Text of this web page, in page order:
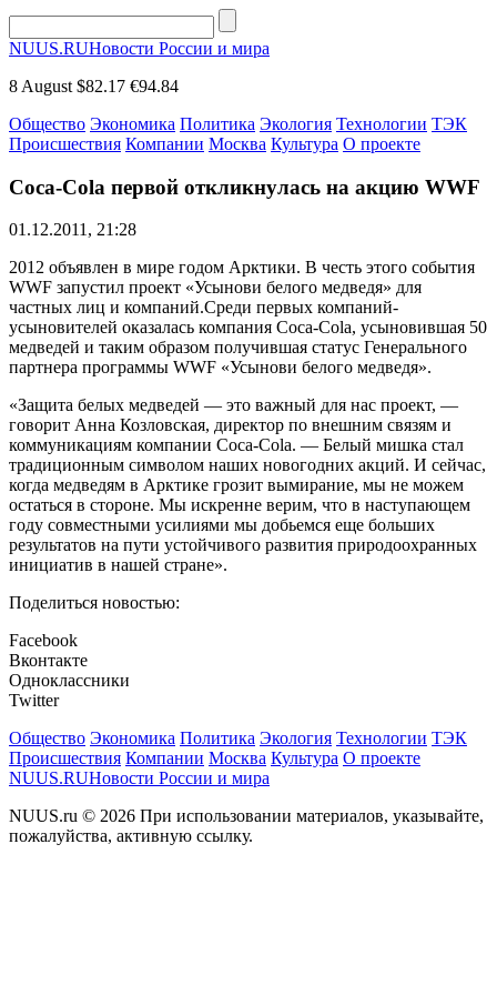
NUUS.RUНовости России и мира
8 August $82.17 €94.84
Общество Экономика Политика Экология Технологии ТЭК
Происшествия Компании Москва Культура О проекте
Coca-Cola первой откликнулась на акцию WWF
01.12.2011, 21:28
2012 объявлен в мире годом Арктики. В честь этого события
WWF запустил проект «Усынови белого медведя» для
частных лиц и компаний.Среди первых компаний-
усыновителей оказалась компания Coca-Cola, усыновившая 50
медведей и таким образом получившая статус Генерального
партнера программы WWF «Усынови белого медведя».
«Защита белых медведей — это важный для нас проект, —
говорит Анна Козловская, директор по внешним связям и
коммуникациям компании Coca-Cola. — Белый мишка стал
традиционным символом наших новогодних акций. И сейчас,
когда медведям в Арктике грозит вымирание, мы не можем
остаться в стороне. Мы искренне верим, что в наступающем
году совместными усилиями мы добьемся еще больших
результатов на пути устойчивого развития природоохранных
инициатив в нашей стране».
Поделиться новостью:
Facebook
Вконтакте
Одноклассники
Twitter
Общество Экономика Политика Экология Технологии ТЭК
Происшествия Компании Москва Культура О проекте
NUUS.RUНовости России и мира
NUUS.ru © 2026 При использовании материалов, указывайте,
пожалуйства, активную ссылку.